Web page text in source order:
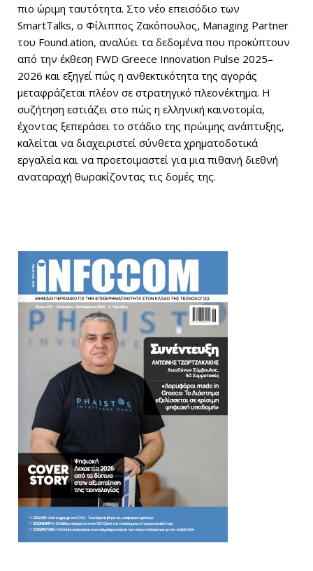
πιο ώριμη ταυτότητα. Στο νέο επεισόδιο των
SmartTalks, ο Φίλιππος Ζακόπουλος, Managing Partner
του Found.ation, αναλύει τα δεδομένα που προκύπτουν
από την έκθεση FWD Greece Innovation Pulse 2025–
2026 και εξηγεί πώς η ανθεκτικότητα της αγοράς
μεταφράζεται πλέον σε στρατηγικό πλεονέκτημα. Η
συζήτηση εστιάζει στο πώς η ελληνική καινοτομία,
έχοντας ξεπεράσει το στάδιο της πρώιμης ανάπτυξης,
καλείται να διαχειριστεί σύνθετα χρηματοδοτικά
εργαλεία και να προετοιμαστεί για μια πιθανή διεθνή
αναταραχή θωρακίζοντας τις δομές της.